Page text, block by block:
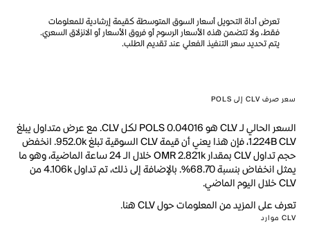
تعرض أداة التحويل أسعار السوق المتوسطة كقيمة إرشادية للمعلومات
فقط، ولا تتضمن هذه الأسعار الرسوم أو فروق الأسعار أو الانزلاق السعري.
يتم تحديد سعر التنفيذ الفعلي عند تقديم الطلب.
سعر صرف CLV إلى POLS
السعر الحالي لـ CLV هو POLS 0.04016 لكل CLV. مع عرض متداول يبلغ
1.224B CLV، فإن هذا يعني أن قيمة CLV السوقية تبلغ 952.0k. انخفض
حجم تداول CLV بمقدار OMR 2.821k خلال الـ 24 ساعة الماضية، وهو ما
يمثل انخفاض بنسبة 68.70%. بالإضافة إلى ذلك، تم تداول 4.106k من
CLV خلال اليوم الماضي.
تعرف على المزيد من المعلومات حول CLV هنا.
CLV موارد